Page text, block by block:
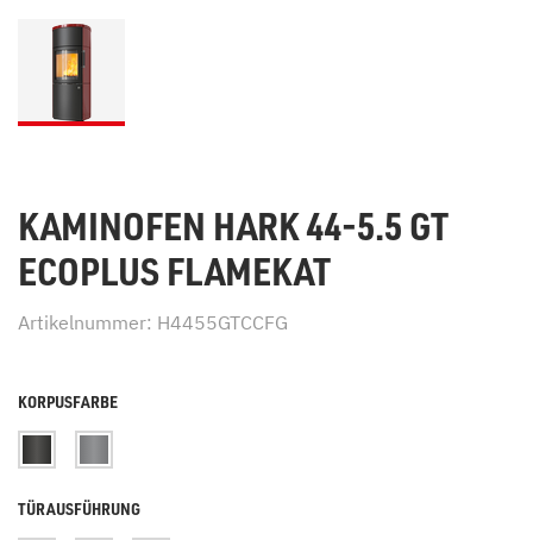
KAMINOFEN HARK 44-5.5 GT
ECOPLUS FLAMEKAT
Artikelnummer: H4455GTCCFG
KORPUSFARBE
TÜRAUSFÜHRUNG